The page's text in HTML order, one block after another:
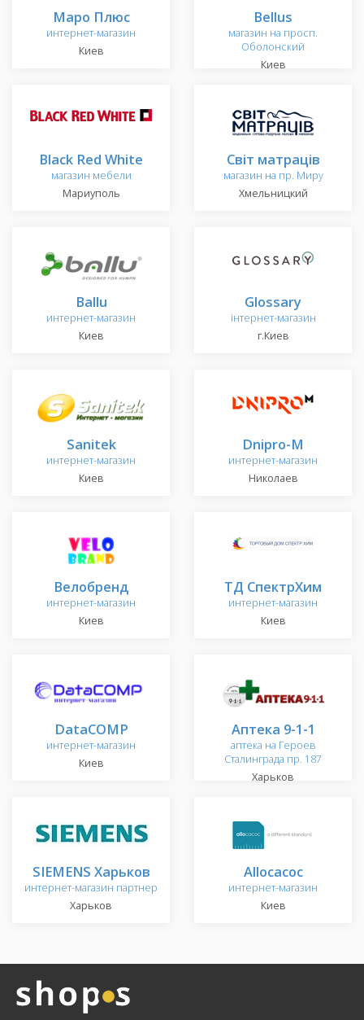
Маро Плюс
интернет-магазин
Киев
Bellus
магазин на просп.
Оболонский
Киев
Black Red White
магазин мебели
Мариуполь
Світ матраців
магазин на пр. Миру
Хмельницкий
Ballu
интернет-магазин
Киев
Glossary
інтернет-магазин
г.Киев
Sanitek
интернет-магазин
Киев
Dnipro-M
интернет-магазин
Николаев
Велобренд
интернет-магазин
Киев
ТД СпектрХим
интернет-магазин
Киев
DataCOMP
интернет-магазин
Киев
Аптека 9-1-1
аптека на Героев
Сталинграда пр. 187
Харьков
SIEMENS Харьков
интернет-магазин партнер
Харьков
Allocacoc
интернет-магазин
Киев